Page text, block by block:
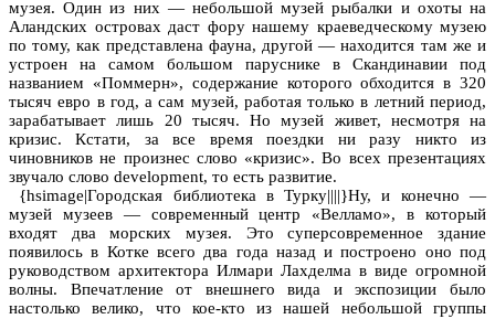
музея. Один из них — небольшой музей рыбалки и охоты на
Аландских островах даст фору нашему краеведческому музею
по тому, как представлена фауна, другой — находится там же и
устроен на самом большом паруснике в Скандинавии под
названием «Поммерн», содержание которого обходится в 320
тысяч евро в год, а сам музей, работая только в летний период,
зарабатывает лишь 20 тысяч. Но музей живет, несмотря на
кризис. Кстати, за все время поездки ни разу никто из
чиновников не произнес слово «кризис». Во всех презентациях
звучало слово development, то есть развитие.
{hsimage|Городская библиотека в Турку||||}Ну, и конечно —
музей музеев — современный центр «Велламо», в который
входят два морских музея. Это суперсовременное здание
появилось в Котке всего два года назад и построено оно под
руководством архитектора Илмари Лахделма в виде огромной
волны. Впечатление от внешнего вида и экспозиции было
настолько велико, что кое-кто из нашей небольшой группы